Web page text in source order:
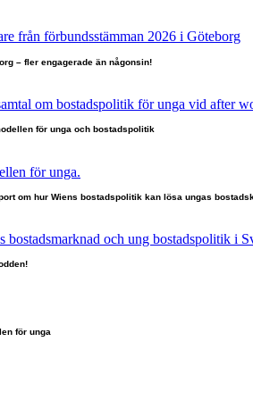
– fler engagerade än någonsin!
för unga och bostadspolitik
om hur Wiens bostadspolitik kan lösa ungas
för unga